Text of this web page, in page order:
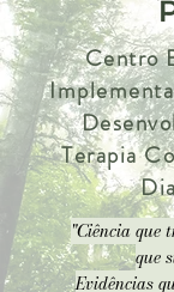
Centro
Terapia
"Ciência que
que
Evidências